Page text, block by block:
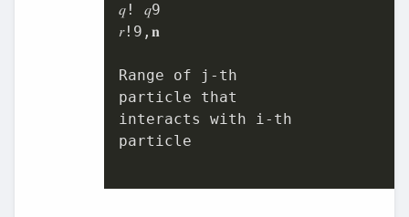
𝑞! 𝑞9
𝑟!9,𝐧
Range of j-th
particle that
interacts with i-th
particle